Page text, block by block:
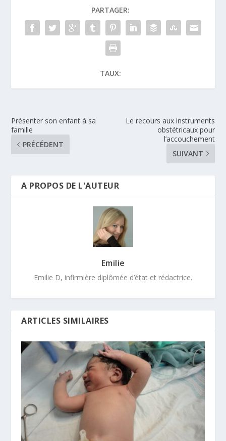
PARTAGER:
TAUX:
Présenter son enfant à sa
famille
PRÉCÉDENT
Le recours aux instruments
obstétricaux pour
l’accouchement
SUIVANT
A PROPOS DE L'AUTEUR
Emilie
Emilie D, infirmière diplômée d’état et rédactrice.
ARTICLES SIMILAIRES